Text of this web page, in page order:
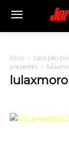
Início
Lava Jato
presentes
lulaxmoro